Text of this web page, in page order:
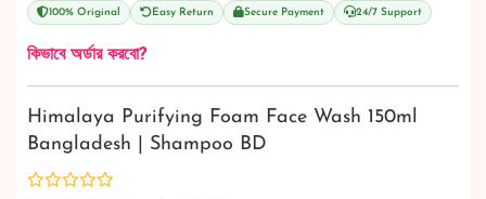
100% Original Easy Return Secure Payment 24/7 Support
কিভাবে অর্ডার করবো?
Himalaya Purifying Foam Face Wash 150ml
Bangladesh | Shampoo BD